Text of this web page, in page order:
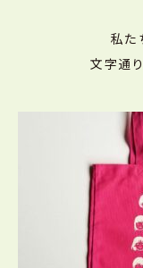
私た
文字通